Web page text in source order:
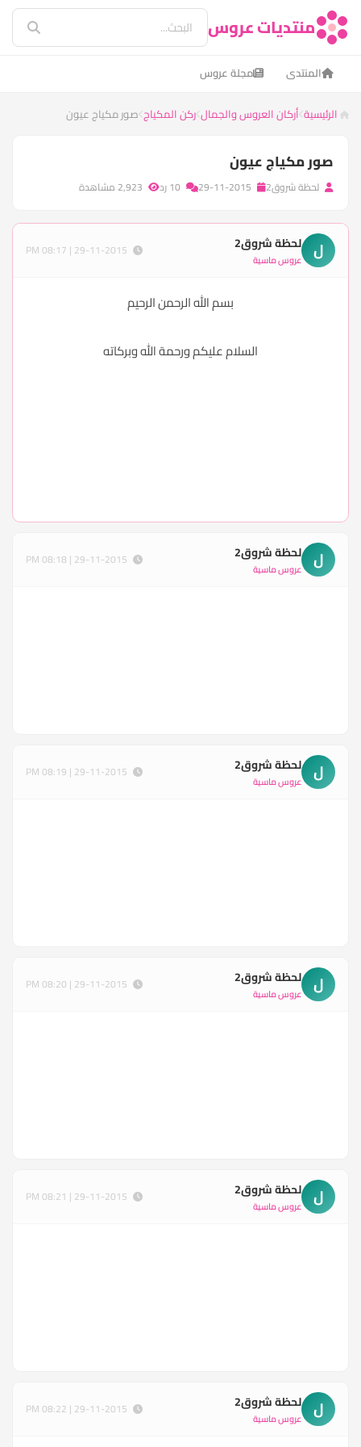
منتديات عروس
المنتدى مجلة عروس
الرئيسية أركان العروس والجمال ركن المكياج صور مكياج عيون
صور مكياج عيون
لحظة شروق2
ل لحظة شروق2
عروس ماسية
بسم الله الرحمن الرحيم
السلام عليكم ورحمة الله وبركاته
ل لحظة شروق2
عروس ماسية
ل لحظة شروق2
عروس ماسية
ل لحظة شروق2
عروس ماسية
ل لحظة شروق2
عروس ماسية
ل لحظة شروق2
عروس ماسية